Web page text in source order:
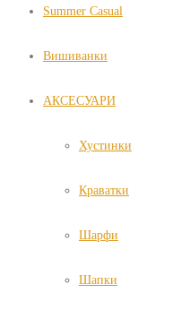
Summer Casual
Вишиванки
АКСЕСУАРИ
Хустинки
Краватки
Шарфи
Шапки